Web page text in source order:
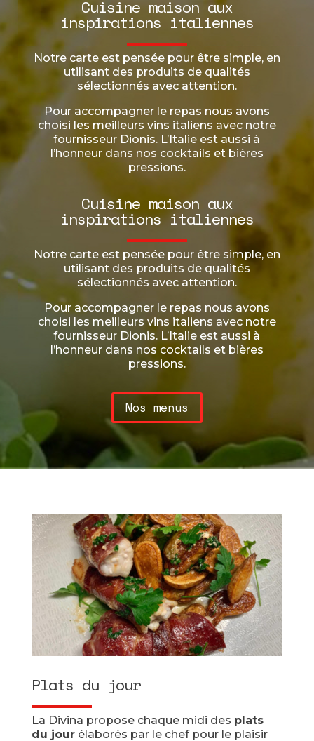
Cuisine maison aux
inspirations italiennes
Notre carte est pensée pour être simple, en
utilisant des produits de qualités
sélectionnés avec attention.
Pour accompagner le repas nous avons
choisi les meilleurs vins italiens avec notre
fournisseur Dionis. L’Italie est aussi à
l’honneur dans nos cocktails et bières
pressions.
Cuisine maison aux
inspirations italiennes
Notre carte est pensée pour être simple, en
utilisant des produits de qualités
sélectionnés avec attention.
Pour accompagner le repas nous avons
choisi les meilleurs vins italiens avec notre
fournisseur Dionis. L’Italie est aussi à
l’honneur dans nos cocktails et bières
pressions.
Nos menus
Plats du jour
La Divina propose chaque midi des plats
du jourélaborés par le chef pour le plaisir